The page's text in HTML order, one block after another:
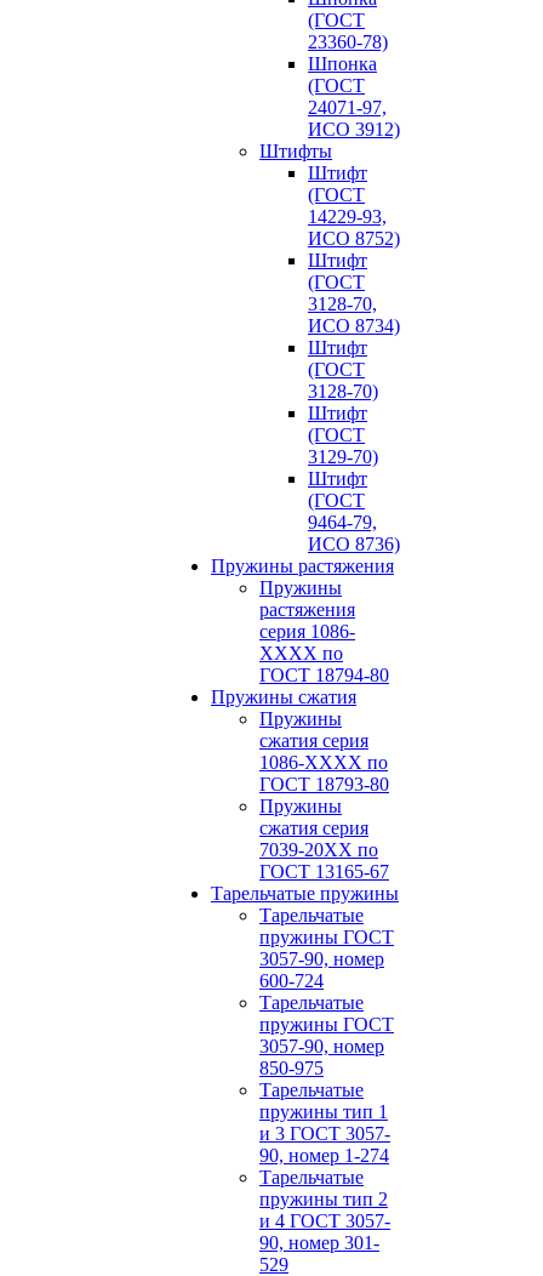
(ГОСТ
23360-78)
Шпонка
(ГОСТ
24071-97,
ИСО 3912)
Штифты
Штифт
(ГОСТ
14229-93,
ИСО 8752)
Штифт
(ГОСТ
3128-70,
ИСО 8734)
Штифт
(ГОСТ
3128-70)
Штифт
(ГОСТ
3129-70)
Штифт
(ГОСТ
9464-79,
ИСО 8736)
Пружины растяжения
Пружины
растяжения
серия 1086-
ХХХХ по
ГОСТ 18794‑80
Пружины сжатия
Пружины
сжатия серия
1086-ХХХХ по
ГОСТ 18793‑80
Пружины
сжатия серия
7039-20ХХ по
ГОСТ 13165‑67
Тарельчатые пружины
Тарельчатые
пружины ГОСТ
3057-90, номер
600-724
Тарельчатые
пружины ГОСТ
3057-90, номер
850-975
Тарельчатые
пружины тип 1
и 3 ГОСТ 3057-
90, номер 1-274
Тарельчатые
пружины тип 2
и 4 ГОСТ 3057-
90, номер 301-
529